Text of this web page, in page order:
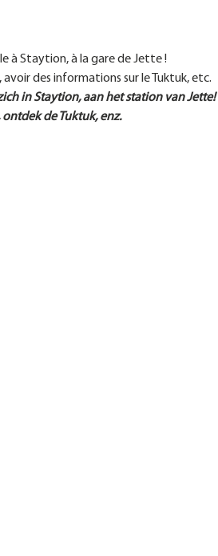
à Staytion, à la gare de Jette !
des informations sur le Tuktuk, etc.
in Staytion, aan het station van Jette!
de Tuktuk, enz.